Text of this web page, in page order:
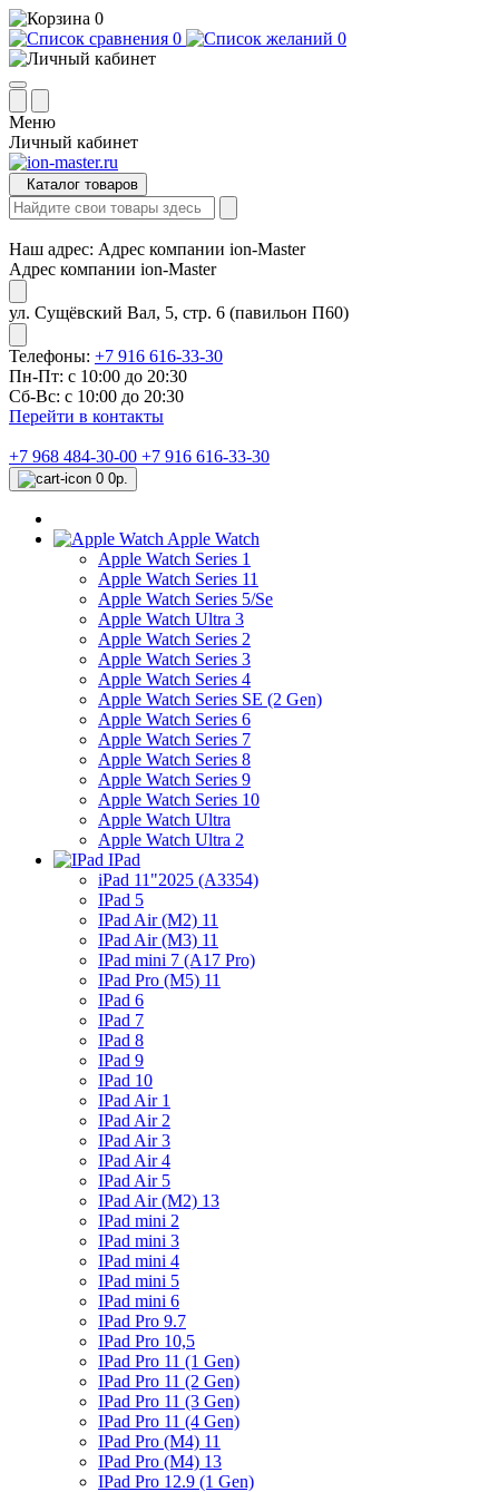
0
0
0
Меню
Личный кабинет
Каталог товаров
Наш адрес: Адрес компании ion-Master
Адрес компании ion-Master
ул. Сущёвский Вал, 5, стр. 6 (павильон П60)
Телефоны: +7 916 616-33-30
Пн-Пт: с 10:00 до 20:30
Сб-Вс: с 10:00 до 20:30
Перейти в контакты
+7 968 484-30-00 +7 916 616-33-30
0 0р.
Apple Watch
Apple Watch Series 1
Apple Watch Series 11
Apple Watch Series 5/Se
Apple Watch Ultra 3
Apple Watch Series 2
Apple Watch Series 3
Apple Watch Series 4
Apple Watch Series SE (2 Gen)
Apple Watch Series 6
Apple Watch Series 7
Apple Watch Series 8
Apple Watch Series 9
Apple Watch Series 10
Apple Watch Ultra
Apple Watch Ultra 2
IPad
iPad 11"2025 (A3354)
IPad 5
IPad Air (M2) 11
IPad Air (M3) 11
IPad mini 7 (A17 Pro)
IPad Pro (M5) 11
IPad 6
IPad 7
IPad 8
IPad 9
IPad 10
IPad Air 1
IPad Air 2
IPad Air 3
IPad Air 4
IPad Air 5
IPad Air (M2) 13
IPad mini 2
IPad mini 3
IPad mini 4
IPad mini 5
IPad mini 6
IPad Pro 9.7
IPad Pro 10,5
IPad Pro 11 (1 Gen)
IPad Pro 11 (2 Gen)
IPad Pro 11 (3 Gen)
IPad Pro 11 (4 Gen)
IPad Pro (M4) 11
IPad Pro (M4) 13
IPad Pro 12.9 (1 Gen)